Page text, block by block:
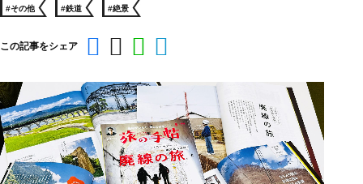
#その他
#鉄道 #絶景
この記事をシェア